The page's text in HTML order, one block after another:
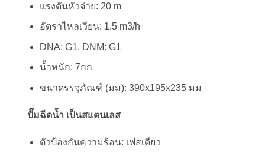
แรงดันหัวจ่าย: 20 m
อัตราไหลเวียน: 1.5 m3/h
DNA: G1, DNM: G1
น้ำหนัก: 7กก
ขนาดรรจุภัณฑ์ (มม): 390x195x235 มม
ปั๊มฉีดน้ำ เป็นสแตนเลส
ตัวป้องกันความร้อน: เฟสเดียว